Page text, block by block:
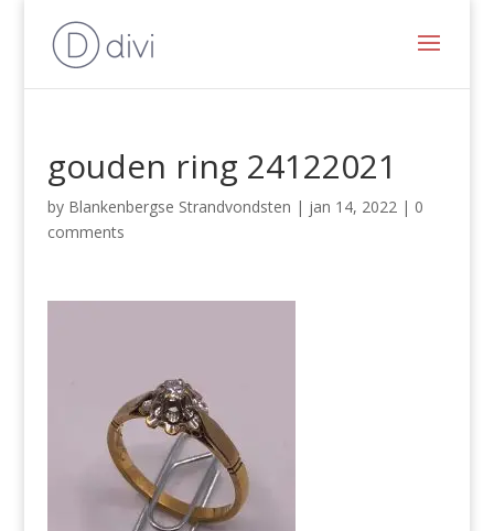
gouden ring 24122021
by Blankenbergse Strandvondsten | jan 14, 2022| 0
comments